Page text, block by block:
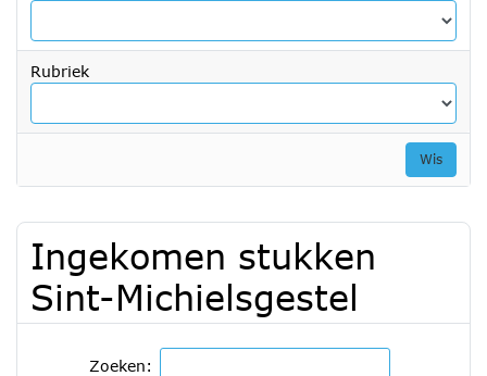
Rubriek
Wis
Ingekomen stukken
Sint-Michielsgestel
Zoeken: